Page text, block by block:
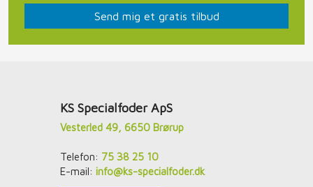
​KS Specialfoder ApS
Vesterled 49, 6650 Brørup
Telefon: 75 38 25 10
E-mail:info@ks-specialfoder.dk